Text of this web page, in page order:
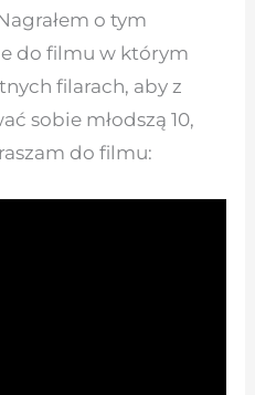
o tym
do filmu w którym
filarach, aby z
sobie młodszą 10,
do filmu: